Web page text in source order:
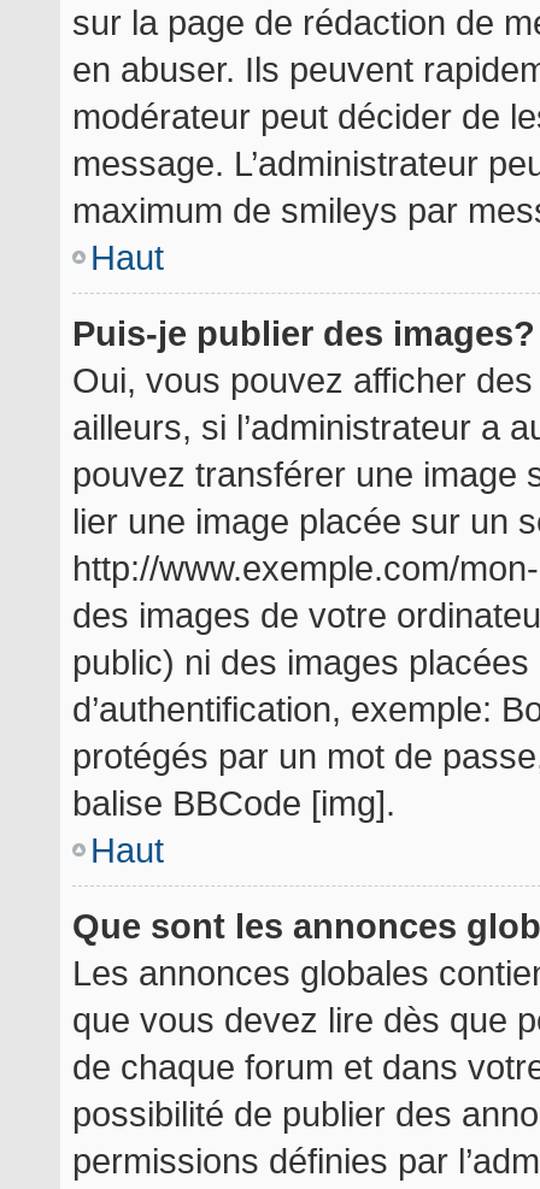
sur la page de rédaction de
en abuser. Ils peuvent
modérateur peut décider de
message. L’administrateur
maximum de smileys par
Haut
Puis-je publier des images?
Oui, vous pouvez afficher
ailleurs, si l’administrateur a
pouvez transférer une image
lier une image placée sur un
http://www.exemple.com/
des images de votre
public) ni des images
d’authentification, exemple:
protégés par un mot de
balise BBCode [img].
Haut
Que sont les annonces
Les annonces globales
que vous devez lire dès que
de chaque forum et dans
possibilité de publier des
permissions définies par